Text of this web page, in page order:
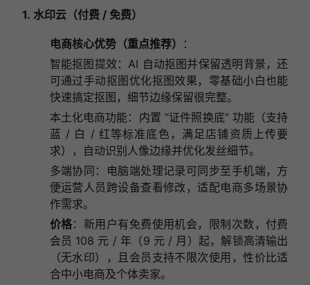
1. 水印云（付费 / 免费）
电商核心优势（重点推荐）
：
智能抠图提效：AI 自动抠图并保留透明背景，还
可通过手动抠图优化抠图效果，零基础小白也能
快速搞定抠图，细节边缘保留很完整。
本土化电商功能：内置 “证件照换底” 功能（支持
蓝 / 白 / 红等标准底色，满足店铺资质上传要
求），自动识别人像边缘并优化发丝细节。
多端协同：电脑端处理记录可同步至手机端，方
便运营人员跨设备查看修改，适配电商多场景协
作需求。
价格：新用户有免费使用机会，限制次数，付费
会员 108 元 / 年（9 元 / 月）起，解锁高清输出
（无水印），且会员支持不限次使用，性价比适
合中小电商及个体卖家。